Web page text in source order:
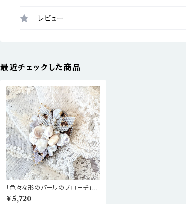
レビュー
最近チェックした商品
「色々な形のパールのブローチ」キ
ット
¥5,720